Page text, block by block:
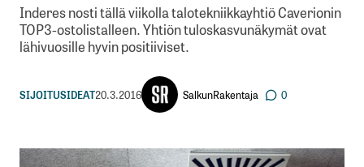
Inderes nosti tällä viikolla talotekniikkayhtiö Caverionin
TOP3-ostolistalleen. Yhtiön tuloskasvunäkymät ovat
lähivuosille hyvin positiiviset.
SIJOITUSIDEAT20.3.2016 SalkunRakentaja 0